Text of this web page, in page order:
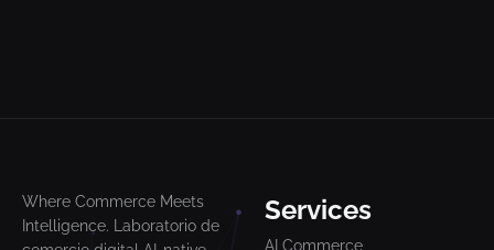
Where Commerce Meets
Intelligence. Laboratorio de
Services
AI Commerce